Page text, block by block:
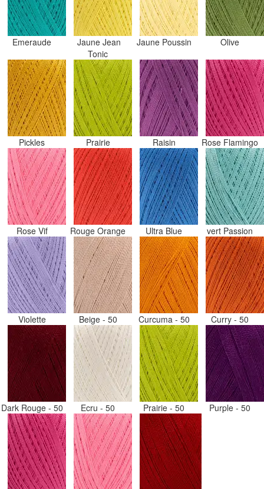
Emeraude
Jaune Jean
Tonic
Jaune Poussin Olive
Pickles Prairie Raisin Rose Flamingo
Rose Vif Rouge Orange Ultra Blue vert Passion
Violette Beige - 50 Curcuma - 50 Curry - 50
Dark Rouge - 50 Ecru - 50 Prairie - 50 Purple - 50